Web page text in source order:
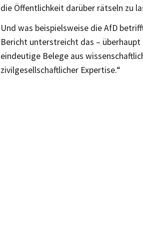
die Öffentlichkeit darüber rätseln zu
Und was beispielsweise die AfD
Bericht unterstreicht das –
eindeutige Belege aus
zivilgesellschaftlicher Expertise.“